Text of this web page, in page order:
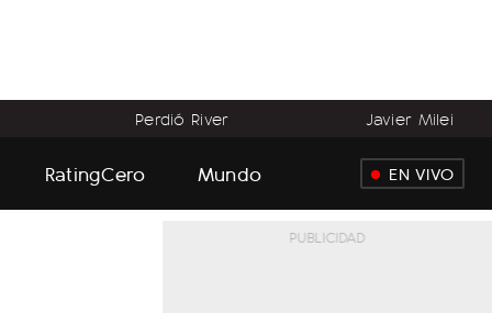
Perdió River Javier Milei
RatingCero Mundo EN VIVO